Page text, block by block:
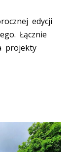
edycji
Łącznie
projekty